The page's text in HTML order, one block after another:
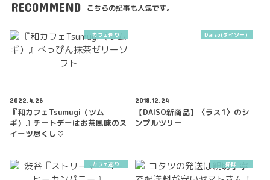
RECOMMEND こちらの記事も人気です。
カフェ巡り
2022.4.26
『和カフェTsumugi（ツム
ギ）』チートデーはお茶風味のス
イーツ尽くし♡
Daiso(ダイソー）
2018.12.24
【DAISO新商品】〈ラス1〉のシ
ンプルツリー
カフェ巡り 掃除